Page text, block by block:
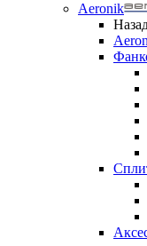
Aeronik